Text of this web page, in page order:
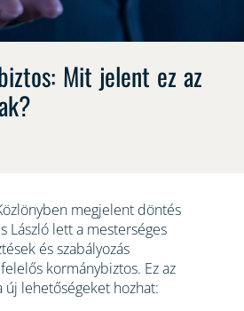
Mit jelent ez az
megjelent döntés
László lett a mesterséges
és szabályozás
kormánybiztos. Ez az
új lehetőségeket hozhat: